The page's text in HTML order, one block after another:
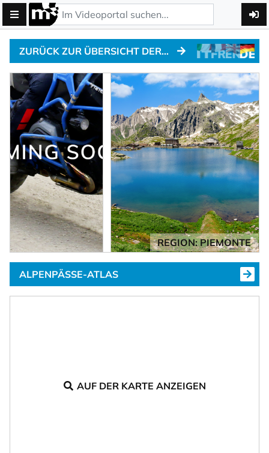
ZURÜCK ZUR ÜBERSICHT DER ALPENPÄSSE
REGION: PIEMONTE
ALPENPÄSSE-ATLAS
AUF DER KARTE ANZEIGEN